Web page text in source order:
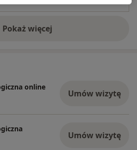
Pokaż więcejo doświadczeniu
online
Umów wizytę
Umów wizytę